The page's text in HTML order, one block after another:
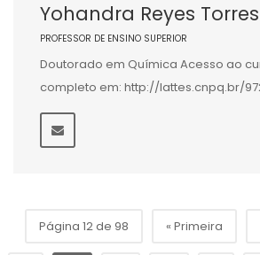
Yohandra Reyes Torres
PROFESSOR DE ENSINO SUPERIOR
Doutorado em Química Acesso ao
completo em: http://lattes.cnpq.br/
Página 12 de 98 « Primeira